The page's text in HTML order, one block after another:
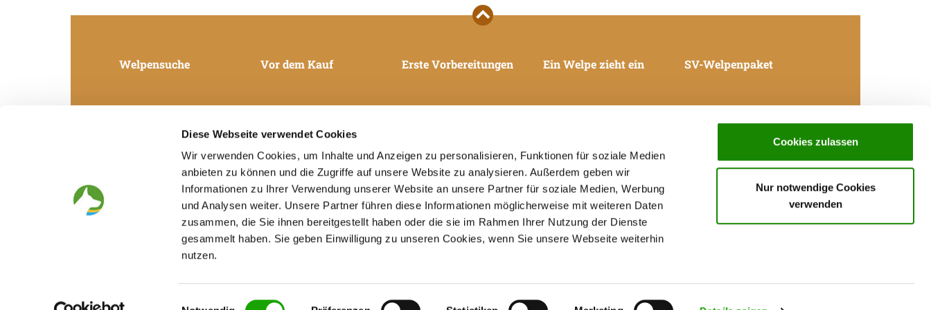
Diese Webseite verwendet Cookies
Wir verwenden Cookies, um Inhalte und Anzeigen zu personalisieren, Funktionen für soziale Medien
anbieten zu können und die Zugriffe auf unsere Website zu analysieren. Außerdem geben wir
Informationen zu Ihrer Verwendung unserer Website an unsere Partner für soziale Medien, Werbung
und Analysen weiter. Unsere Partner führen diese Informationen möglicherweise mit weiteren Daten
zusammen, die Sie ihnen bereitgestellt haben oder die sie im Rahmen Ihrer Nutzung der Dienste
gesammelt haben. Sie geben Einwilligung zu unseren Cookies, wenn Sie unsere Webseite weiterhin
nutzen.
Einwilligungsauswahl
Cookies zulassen
Nur notwendige Cookies
verwenden
Welpensuche Vor dem Kauf Erste Vorbereitungen Ein Welpe zieht ein SV-Welpenpaket
Impressum
Ortsgruppen in Deutschland
Fédération Cynologique